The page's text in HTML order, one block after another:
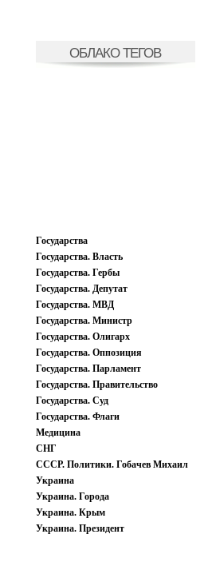
ОБЛАКО ТЕГОВ
Государства
Государства. Власть
Государства. Гербы
Государства. Депутат
Государства. МВД
Государства. Министр
Государства. Олигарх
Государства. Оппозиция
Государства. Парламент
Государства. Правительство
Государства. Суд
Государства. Флаги
Медицина
СНГ
СССР. Политики. Гобачев Михаил
Украина
Украина. Города
Украина. Крым
Украина. Президент